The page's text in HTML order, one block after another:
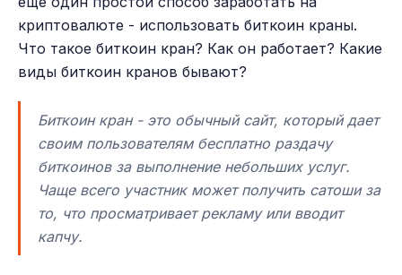
криптовалюте - использовать биткоин краны.
Что такое биткоин кран? Как он работает? Какие
виды биткоин кранов бывают?
Биткоин кран - это обычный сайт, который дает
своим пользователям бесплатно раздачу
биткоинов за выполнение небольших услуг.
Чаще всего участник может получить сатоши за
то, что просматривает рекламу или вводит
капчу.